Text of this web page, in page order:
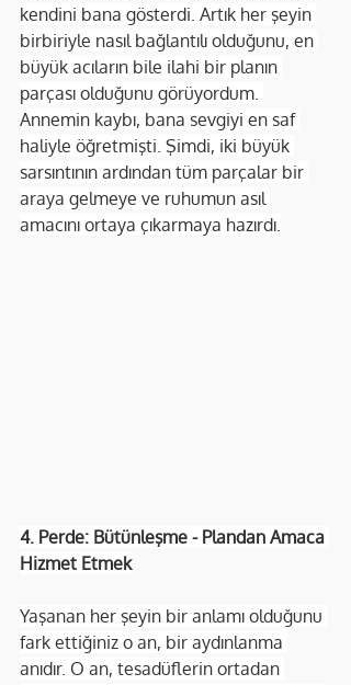
kendini bana gösterdi. Artık her şeyin
birbiriyle nasıl bağlantılı olduğunu, en
büyük acıların bile ilahi bir planın
parçası olduğunu görüyordum.
Annemin kaybı, bana sevgiyi en saf
haliyle öğretmişti. Şimdi, iki büyük
sarsıntının ardından tüm parçalar bir
araya gelmeye ve ruhumun asıl
amacını ortaya çıkarmaya hazırdı.
4. Perde: Bütünleşme - Plandan Amaca
Hizmet Etmek
Yaşanan her şeyin bir anlamı olduğunu
fark ettiğiniz o an, bir aydınlanma
anıdır. O an, tesadüflerin ortadan